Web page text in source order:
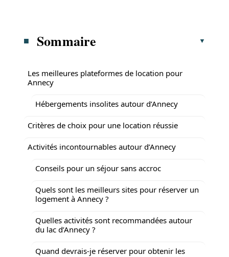
Sommaire
Les meilleures plateformes de location pour
Annecy
Hébergements insolites autour d’Annecy
Critères de choix pour une location réussie
Activités incontournables autour d’Annecy
Conseils pour un séjour sans accroc
Quels sont les meilleurs sites pour réserver un
logement à Annecy ?
Quelles activités sont recommandées autour
du lac d’Annecy ?
Quand devrais-je réserver pour obtenir les